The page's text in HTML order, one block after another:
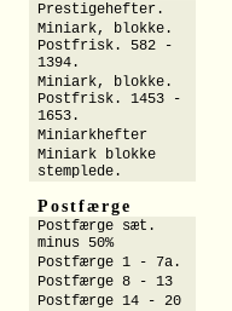
Prestigehefter.
Miniark, blokke.
Postfrisk. 582 -
1394.
Miniark, blokke.
Postfrisk. 1453 -
1653.
Miniarkhefter
Miniark blokke
stemplede.
Postfærge
Postfærge sæt.
minus 50%
Postfærge 1 - 7a.
Postfærge 8 - 13
Postfærge 14 - 20